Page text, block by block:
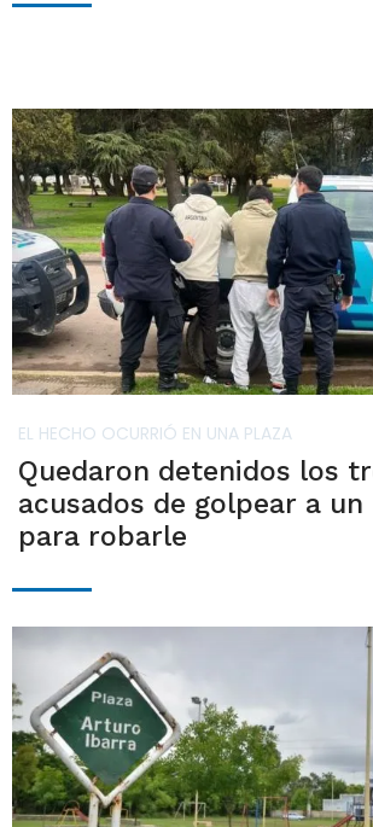
EL HECHO OCURRIÓ EN UNA PLAZA
Quedaron detenidos los
acusados de golpear a
para robarle